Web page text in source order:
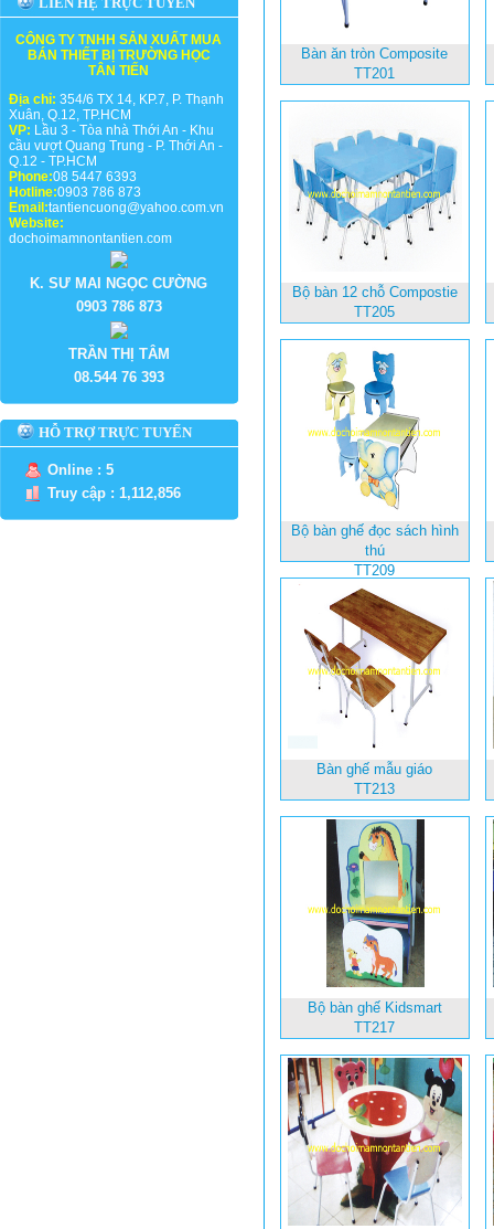
CÔNG TY TNHH SẢN XUẤT MUA
BÁN THIẾT BỊ TRƯỜNG HỌC
TÂN TIẾN
Địa chỉ: 354/6 TX 14, KP.7, P. Thạnh
Xuân, Q.12, TP.HCM
VP: Lầu 3 - Tòa nhà Thới An - Khu
cầu vượt Quang Trung - P. Thới An -
Q.12 - TP.HCM
Phone:08 5447 6393
Hotline:0903 786 873
Email:tantiencuong@yahoo.com.vn
Website:
dochoimamnontantien.com
K. SƯ MAI NGỌC CƯỜNG
0903 786 873
TRẦN THỊ TÂM
08.544 76 393
HỖ TRỢ TRỰC TUYẾN
Online : 5
Truy cập : 1,112,856
Bàn ăn tròn Composite
TT201
Bộ bàn 12 chỗ Compostie
TT205
Bộ bàn ghế đọc sách hình
thú
TT209
Bàn ghế mẫu giáo
TT213
Bộ bàn ghế Kidsmart
TT217